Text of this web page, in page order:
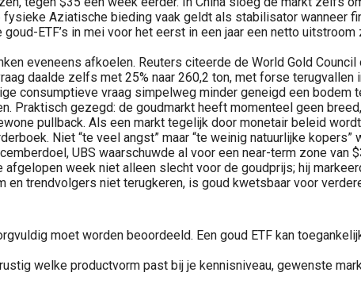
Aziatische bieding vaak geldt als stabilisator wanneer
ETF’s in mei voor het eerst in een jaar een netto
eveneens afkoelen. Reuters citeerde de World Gold
daalde zelfs met 25% naar 260,2 ton, met forse
consumptieve vraag simpelweg minder geneigd een bodem
Praktisch gezegd: de goudmarkt heeft momenteel geen
pullback. Als een markt tegelijk door monetair beleid
Niet “te veel angst” maar “te weinig natuurlijke
UBS waarschuwde al voor een near-term zone van
week niet alleen slecht voor de goudprijs; hij
en trendvolgers niet terugkeren, is goud kwetsbaar voor
moet worden beoordeeld. Een goud ETF kan
welke productvorm past bij je kennisniveau, gewenste